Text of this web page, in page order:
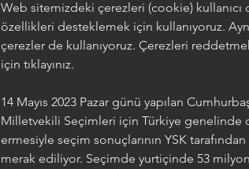
Web sitemizdeki çerezleri (cookie) kullanıcı
özellikleri desteklemek için kullanıyoruz.
çerezler de kullanıyoruz. Çerezleri
için tıklayınız.
14 Mayıs 2023 Pazar günü yapılan
Milletvekili Seçimleri için Türkiye genelinde
ermesiyle seçim sonuçlarının YSK
merak ediliyor. Seçimde yurtiçinde 53